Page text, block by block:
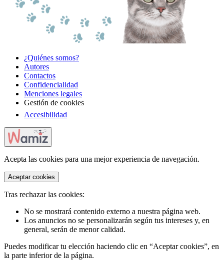
¿Quiénes somos?
Autores
Contactos
Confidencialidad
Menciones legales
Gestión de cookies
Accesibilidad
Acepta las cookies para una mejor experiencia de navegación.
Aceptar cookies
Tras rechazar las cookies:
No se mostrará contenido externo a nuestra página web.
Los anuncios no se personalizarán según tus intereses y, en
general, serán de menor calidad.
Puedes modificar tu elección haciendo clic en “Aceptar cookies”, en
la parte inferior de la página.